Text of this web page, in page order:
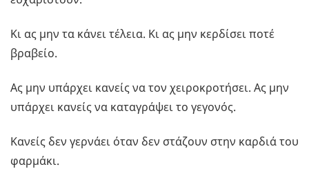
Κι ας μην τα κάνει τέλεια. Κι ας μην κερδίσει ποτέ
βραβείο.
Ας μην υπάρχει κανείς να τον χειροκροτήσει. Ας μην
υπάρχει κανείς να καταγράψει το γεγονός.
Κανείς δεν γερνάει όταν δεν στάζουν στην καρδιά του
φαρμάκι.